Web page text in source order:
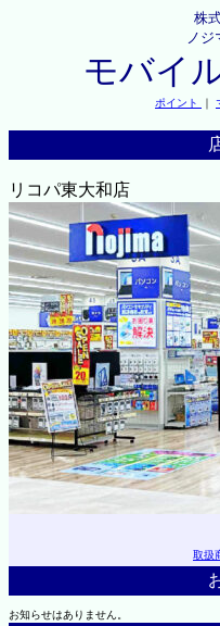
株
ノジ
モバイ
ポイント ｜
リコパ東大和店
取扱
お知らせはありません。